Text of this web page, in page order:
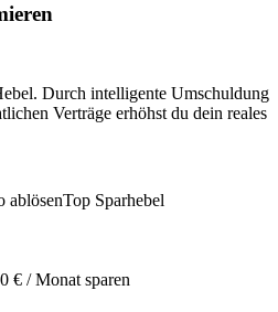
Durch intelligente Umschuldung
Verträge erhöhst du dein reales
ablösenTop Sparhebel
€ / Monat sparen